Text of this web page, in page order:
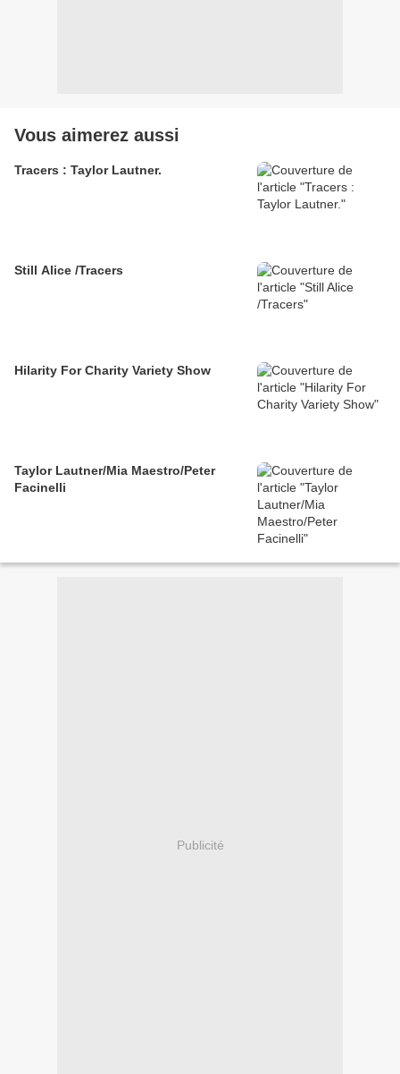
Vous aimerez aussi
Tracers : Taylor Lautner.
Still Alice /Tracers
Hilarity For Charity Variety Show
Taylor Lautner/Mia Maestro/Peter
Facinelli
Publicité